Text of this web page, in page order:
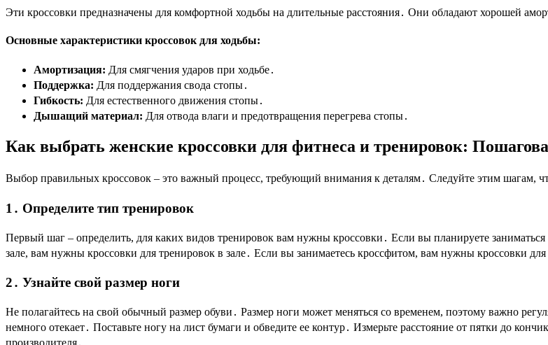
Эти кроссовки предназначены для комфортной ходьбы на длительные расстояния․ Они обладают хорошей
Основные характеристики кроссовок для ходьбы:
Амортизация: Для смягчения ударов при ходьбе․
Поддержка: Для поддержания свода стопы․
Гибкость: Для естественного движения стопы․
Дышащий материал: Для отвода влаги и предотвращения перегрева стопы․
Как выбрать женские кроссовки для фитнеса и тренировок:
Выбор правильных кроссовок – это важный процесс, требующий внимания к деталям․ Следуйте этим шагам,
1․ Определите тип тренировок
Первый шаг – определить, для каких видов тренировок вам нужны кроссовки․ Если вы планируете
зале, вам нужны кроссовки для тренировок в зале․ Если вы занимаетесь кроссфитом, вам нужны кроссовки для
2․ Узнайте свой размер ноги
Не полагайтесь на свой обычный размер обуви․ Размер ноги может меняться со временем, поэтому важно
немного отекает․ Поставьте ногу на лист бумаги и обведите ее контур․ Измерьте расстояние от пятки до
производителя․